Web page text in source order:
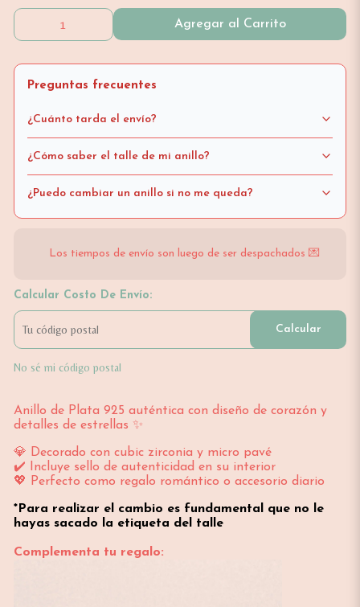
Agregar al Carrito
Preguntas frecuentes
¿Cuánto tarda el envío?
¿Cómo saber el talle de mi anillo?
¿Puedo cambiar un anillo si no me queda?
Los tiempos de envío son luego de ser despachados 💌
Calcular Costo De Envío:
Calcular
No sé mi código postal
Anillo de Plata 925 auténtica con diseño de corazón y
detalles de estrellas ✨
💎 Decorado con cubic zirconia y micro pavé
✔️ Incluye sello de autenticidad en su interior
💖 Perfecto como regalo romántico o accesorio diario
*Para realizar el cambio es fundamental que no le
hayas sacado la etiqueta del talle
Complementa tu regalo: